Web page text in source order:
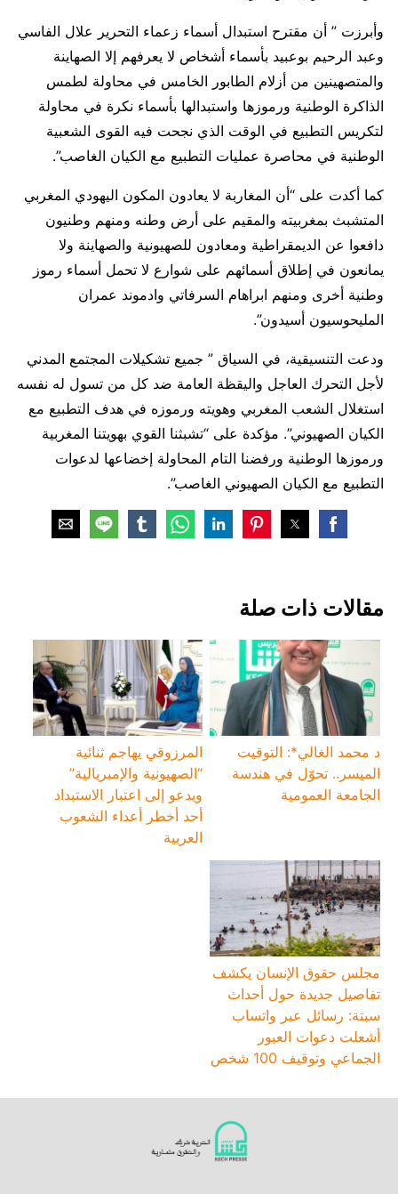
وأبرزت ” أن مقترح استبدال أسماء زعماء التحرير علال الفاسي
وعبد الرحيم بوعبيد بأسماء أشخاص لا يعرفهم إلا الصهاينة
والمتصهينين من أزلام الطابور الخامس في محاولة لطمس
الذاكرة الوطنية ورموزها واستبدالها بأسماء نكرة في محاولة
لتكريس التطبيع في الوقت الذي نجحت فيه القوى الشعبية
الوطنية في محاصرة عمليات التطبيع مع الكيان الغاصب”.
كما أكدت على “أن المغاربة لا يعادون المكون اليهودي المغربي
المتشبث بمغربيته والمقيم على أرض وطنه ومنهم وطنيون
دافعوا عن الديمقراطية ومعادون للصهيونية والصهاينة ولا
يمانعون في إطلاق أسمائهم على شوارع لا تحمل أسماء رموز
وطنية أخرى ومنهم ابراهام السرفاتي وادموند عمران
المليحوسيون أسيدون”.
ودعت التنسيقية، في السياق ” جميع تشكيلات المجتمع المدني
لأجل التحرك العاجل واليقظة العامة ضد كل من تسول له نفسه
استغلال الشعب المغربي وهويته ورموزه في هدف التطبيع مع
الكيان الصهيوني”. مؤكدة على “تشبثنا القوي بهويتنا المغربية
ورموزها الوطنية ورفضنا التام المحاولة إخضاعها لدعوات
التطبيع مع الكيان الصهيوني الغاصب”.
‏مقالات ذات صلة
د محمد الغالي*: التوقيت
الميسر.. تحوّل في هندسة
الجامعة العمومية
المرزوقي يهاجم ثنائية
“الصهيونية والإمبريالية”
ويدعو إلى اعتبار الاستبداد
أحد أخطر أعداء الشعوب
العربية
مجلس حقوق الإنسان يكشف
تفاصيل جديدة حول أحداث
سبتة: رسائل عبر واتساب
أشعلت دعوات العبور
الجماعي وتوقيف 100 شخص